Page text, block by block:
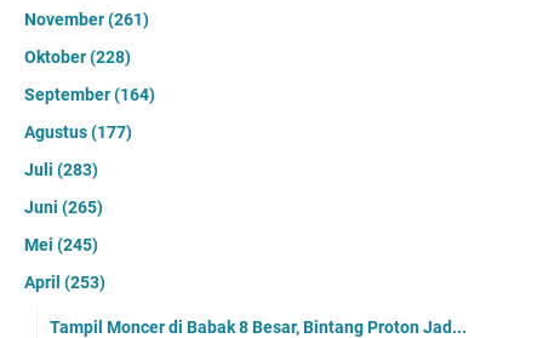
November(261)
Oktober(228)
September(164)
Agustus(177)
Juli (283)
Juni (265)
Mei (245)
April (253)
Tampil Moncer di Babak 8 Besar, Bintang Proton Jad...